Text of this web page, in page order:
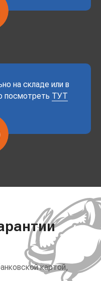
на складе или в
посмотреть ТУТ
картой,